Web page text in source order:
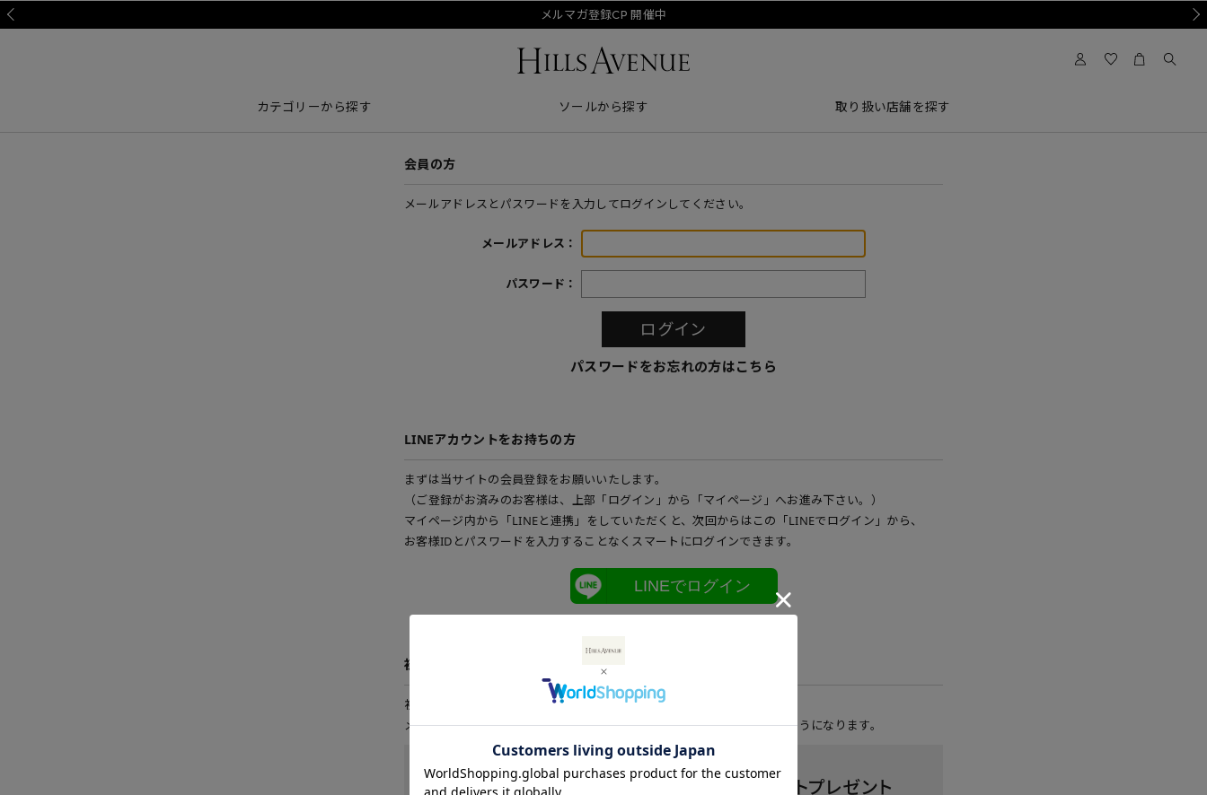
メルマガ登録CP 開催中
カテゴリーから探す ソールから探す 取り扱い店舗を探す
会員の方
メールアドレスとパスワードを入力してログインしてください。
メールアドレス：
パスワード：
パスワードをお忘れの方はこちら
LINEアカウントをお持ちの方
まずは当サイトの会員登録をお願いいたします。
（ご登録がお済みのお客様は、上部「ログイン」から「マイページ」へお進み下さい。）
マイページ内から「LINEと連携」をしていただくと、次回からはこの「LINEでログイン」から、
お客様IDとパスワードを入力することなくスマートにログインできます。
LINEでログイン
初めてご利用の方
初めてご利用のお客様は、こちらから会員登録を行って下さい。
メールアドレスとパスワードを登録しておくと便利にお買い物ができるようになります。